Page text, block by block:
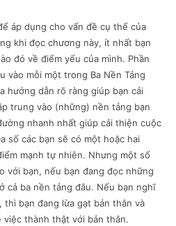
áp dụng cho vấn đề cụ thể của
khi đọc chương này, ít nhất bạn
đó về điểm yếu của mình. Phần
vào mỗi một trong Ba Nền Tảng
hướng dẫn rõ ràng giúp bạn cải
trung vào (những) nền tảng bạn
nhanh nhất giúp cải thiện cuộc
số các bạn sẽ có một hoặc hai
mạnh tự nhiên. Nhưng một số
với bạn, nếu bạn đang đọc những
cả ba nền tảng đâu. Nếu bạn nghĩ
bạn đang lừa gạt bản thân và
việc thành thật với bản thân.